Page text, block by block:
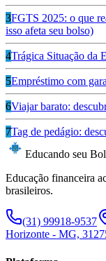
3FGTS 2025: o que
isso afeta seu bolso)
4Trágica Situação da
5Empréstimo com
6Viajar barato:
7Tag de pedágio:
Educando seu
Educação financeira
brasileiros.
(31) 99918-9537
Horizonte - MG,